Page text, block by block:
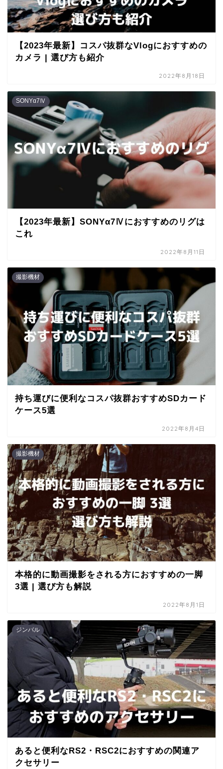
【2023年最新】コスパ抜群なVlogにおすすめの
カメラ | 選び方も紹介
2022年8月18日
SONYα7Ⅳ
【2023年最新】SONYα7Ⅳにおすすめのリグは
これ
2022年8月11日
撮影機材
持ち運びに便利なコスパ抜群おすすめSDカード
ケース5選
2022年8月4日
撮影機材
本格的に動画撮影をされる方におすすめの一脚
3選 | 選び方も解説
2022年8月1日
ジンバル
あると便利なRS2・RSC2におすすめの関連ア
クセサリー